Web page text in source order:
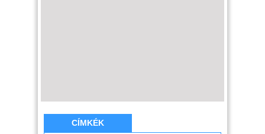
CÍMKÉK